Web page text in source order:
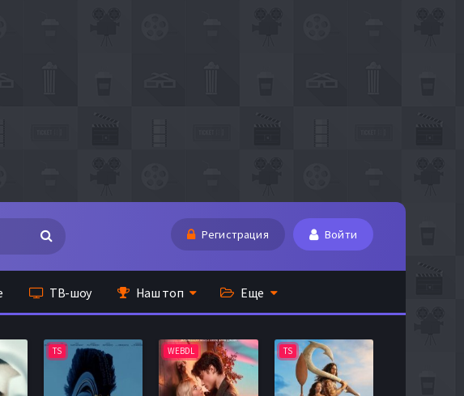
Регистрация Войти
ТВ-шоу Наш топ Еще
TS WEBDL TS